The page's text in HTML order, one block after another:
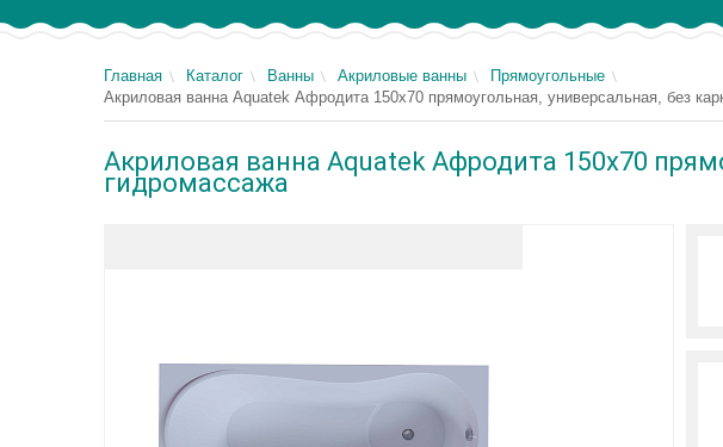
Главная Каталог Ванны Акриловые ванны
Прямоугольные
Акриловая ванна Aquatek Афродита 150x70 прямоугольная, универсальная, без
Акриловая ванна Aquatek Афродита 150x70
гидромассажа